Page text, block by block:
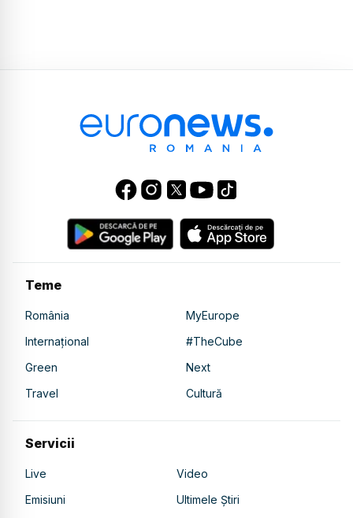
Teme
România
MyEurope
Internațional
#TheCube
Green
Next
Travel
Cultură
Servicii
Live
Video
Emisiuni
Ultimele Știri